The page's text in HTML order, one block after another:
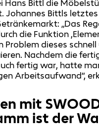
Hans Bittl die
Johannes Bittls
„Das
die Funktion
Problem dieses
Nachdem die
fertig war, hatte
Arbeitsaufwand“,
mit
ist der